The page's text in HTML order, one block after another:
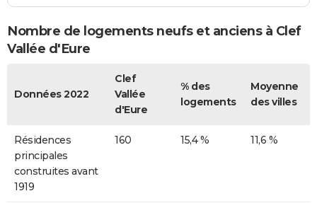
Nombre de logements neufs et anciens à Clef
Vallée d'Eure
Données 2022
Clef
Vallée
d'Eure
% des
logements
Moyenne
des villes
Résidences
principales
construites avant
1919
160 15,4 % 11,6 %